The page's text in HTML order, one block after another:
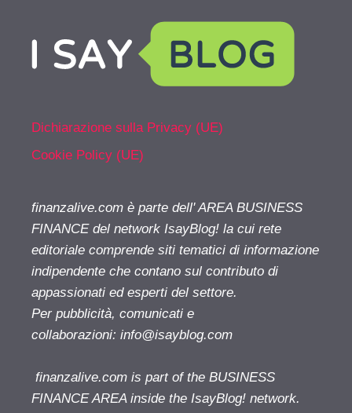
Dichiarazione sulla Privacy (UE)
Cookie Policy (UE)
finanzalive.com è parte dell' AREA BUSINESS
FINANCE del network IsayBlog! la cui rete
editoriale comprende siti tematici di informazione
indipendente che contano sul contributo di
appassionati ed esperti del settore.
Per pubblicità, comunicati e
collaborazioni: info@isayblog.com
finanzalive.com is part of the BUSINESS
FINANCE AREA inside the IsayBlog! network.